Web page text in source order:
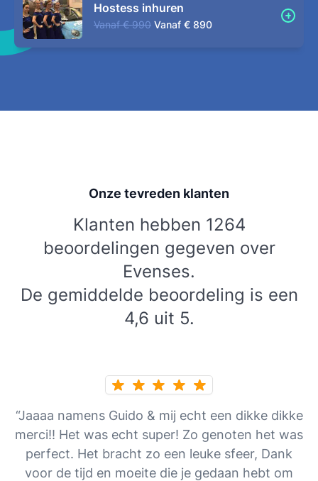
Hostess inhuren
Vanaf € 990 Vanaf € 890
Onze tevreden klanten
Klanten hebben 1264
beoordelingen gegeven over
Evenses.
De gemiddelde beoordeling is een
4,6 uit 5.
“Jaaaa namens Guido & mij echt een dikke dikke
merci!! Het was echt super! Zo genoten het was
perfect. Het bracht zo een leuke sfeer, Dank
voor de tijd en moeite die je gedaan hebt om